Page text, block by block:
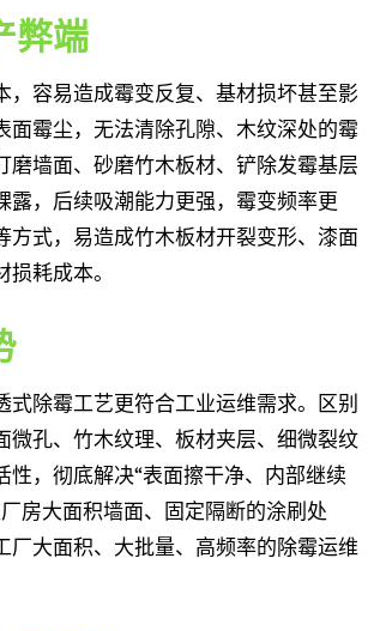
弊端
容易造成霉变反复、基材损坏甚至影
霉尘，无法清除孔隙、木纹深处的霉
墙面、砂磨竹木板材、铲除发霉基层
，后续吸潮能力更强，霉变频率更
式，易造成竹木板材开裂变形、漆面
耗成本。
除霉工艺更符合工业运维需求。区别
孔、竹木纹理、板材夹层、细微裂纹
，彻底解决“表面擦干净、内部继续
房大面积墙面、固定隔断的涂刷处
大面积、大批量、高频率的除霉运维